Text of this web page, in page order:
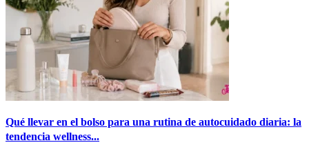
Qué llevar en el bolso para una rutina de autocuidado diaria: la
tendencia wellness...